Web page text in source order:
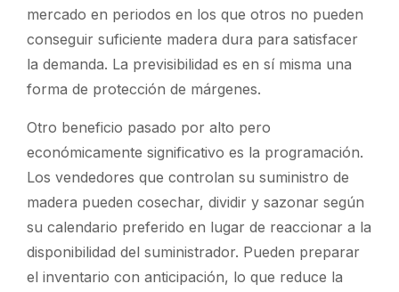
mercado en periodos en los que otros no pueden
conseguir suficiente madera dura para satisfacer
la demanda. La previsibilidad es en sí misma una
forma de protección de márgenes.
Otro beneficio pasado por alto pero
económicamente significativo es la programación.
Los vendedores que controlan su suministro de
madera pueden cosechar, dividir y sazonar según
su calendario preferido en lugar de reaccionar a la
disponibilidad del suministrador. Pueden preparar
el inventario con anticipación, lo que reduce la